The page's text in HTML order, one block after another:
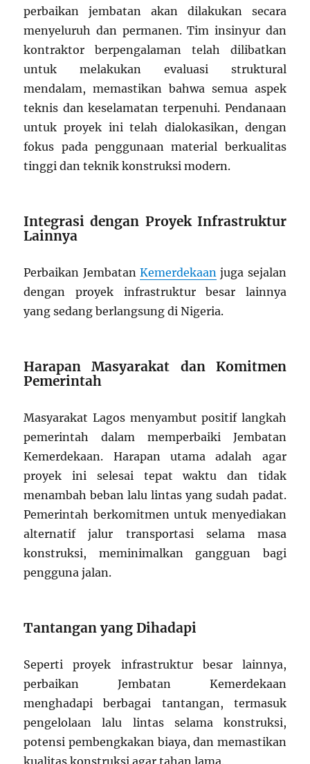
perbaikan jembatan akan dilakukan secara
menyeluruh dan permanen. Tim insinyur dan
kontraktor berpengalaman telah dilibatkan
untuk melakukan evaluasi struktural
mendalam, memastikan bahwa semua aspek
teknis dan keselamatan terpenuhi. Pendanaan
untuk proyek ini telah dialokasikan, dengan
fokus pada penggunaan material berkualitas
tinggi dan teknik konstruksi modern.
Integrasi dengan Proyek Infrastruktur
Lainnya
Perbaikan Jembatan Kemerdekaan juga sejalan
dengan proyek infrastruktur besar lainnya
yang sedang berlangsung di Nigeria.
Harapan Masyarakat dan Komitmen
Pemerintah
Masyarakat Lagos menyambut positif langkah
pemerintah dalam memperbaiki Jembatan
Kemerdekaan. Harapan utama adalah agar
proyek ini selesai tepat waktu dan tidak
menambah beban lalu lintas yang sudah padat.
Pemerintah berkomitmen untuk menyediakan
alternatif jalur transportasi selama masa
konstruksi, meminimalkan gangguan bagi
pengguna jalan.
Tantangan yang Dihadapi
Seperti proyek infrastruktur besar lainnya,
perbaikan Jembatan Kemerdekaan
menghadapi berbagai tantangan, termasuk
pengelolaan lalu lintas selama konstruksi,
potensi pembengkakan biaya, dan memastikan